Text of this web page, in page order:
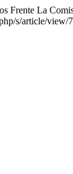
Frente La
s/article/view/